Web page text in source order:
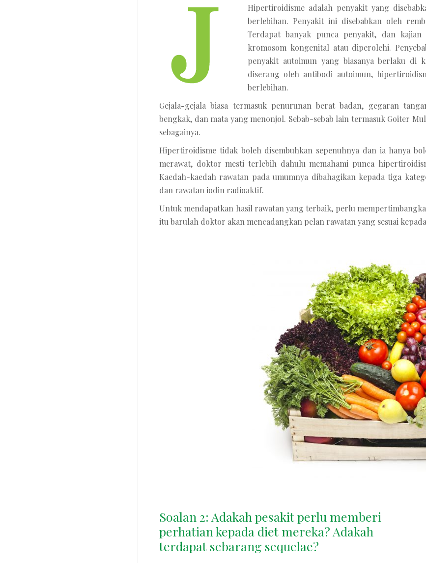
Hipertiroidisme adalah penyakit yang
berlebihan. Penyakit ini disebabkan oleh
Terdapat banyak punca penyakit, dan
kromosom kongenital atau diperolehi.
penyakit autoimun yang biasanya berlaku di
diserang oleh antibodi autoimun,
berlebihan.
Gejala-gejala biasa termasuk penurunan berat badan, gegaran
bengkak, dan mata yang menonjol. Sebab-sebab lain termasuk Goiter
sebagainya.
Hipertiroidisme tidak boleh disembuhkan sepenuhnya dan ia hanya
merawat, doktor mesti terlebih dahulu memahami punca
Kaedah-kaedah rawatan pada umumnya dibahagikan kepada tiga
dan rawatan iodin radioaktif.
Untuk mendapatkan hasil rawatan yang terbaik, perlu
itu barulah doktor akan mencadangkan pelan rawatan yang sesuai
Soalan 2: Adakah pesakit perlu memberi
perhatian kepada diet mereka? Adakah
terdapat sebarang sequelae?